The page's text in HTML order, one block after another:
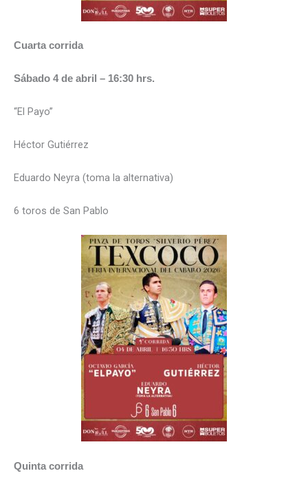
Cuarta corrida
Sábado 4 de abril – 16:30 hrs.
“El Payo”
Héctor Gutiérrez
Eduardo Neyra (toma la alternativa)
6 toros de San Pablo
Quinta corrida